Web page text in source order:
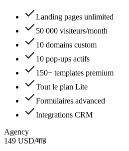
Landing pages unlimited
50 000 visiteurs/month
10 domains custom
10 pop-ups actifs
150+ templates premium
Tout le plan Lite
Formulaires advanced
Integrations CRM
Agency
149 USD/माह